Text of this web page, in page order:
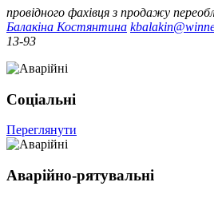
провідного фахівця з продажу
Балакіна Костянтина
13-93
Соціальні
Переглянути
Аварійно-рятувальні